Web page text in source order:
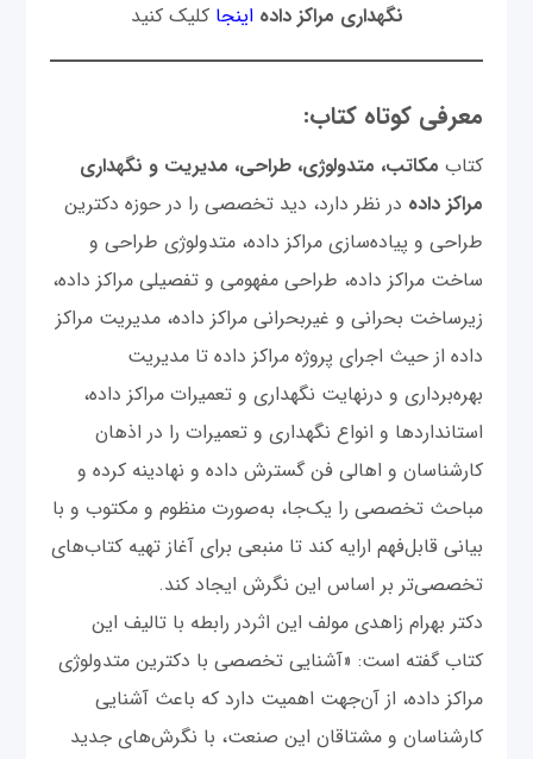
نگهداری مراکز دادهاینجاکلیک کنید
معرفی کوتاه کتاب:
کتاب مکاتب، متدولوژی، طراحی، مدیریت و نگهداری
مراکز داده در نظر دارد، دید تخصصی را در حوزه دکترین
طراحی و پیاده‌سازی مراکز داده، متدولوژی طراحی و
ساخت مراکز داده، طراحی مفهومی و تفصیلی مراکز داده،
زیرساخت بحرانی و غیربحرانی مراکز داده، مدیریت مراکز
داده از حیث اجرای پروژه مراکز داده تا مدیریت
بهره‌برداری و درنهایت نگهداری و تعمیرات مراکز داده،
استانداردها و انواع نگهداری و تعمیرات را در اذهان
کارشناسان و اهالی فن گسترش داده و نهادینه کرده و
مباحث تخصصی را یک‌جا، به‌صورت منظوم و مکتوب و با
بیانی قابل‌فهم ارایه کند تا منبعی برای آغاز تهیه کتاب‌های
تخصصی‌تر بر اساس این نگرش ایجاد کند.
دکتر بهرام زاهدی مولف این اثردر رابطه با تالیف این
کتاب گفته‌ است: «آشنایی تخصصی با دکترین متدولوژی
مراکز داده، از آن‌جهت اهمیت دارد که باعث آشنایی
کارشناسان و مشتاقان این صنعت، با نگرش‌های جدید